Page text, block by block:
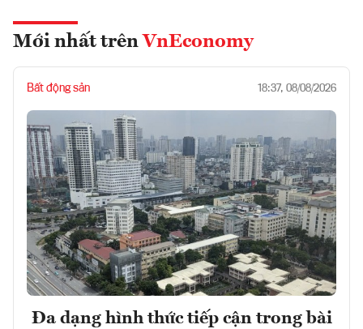
Mới nhất trên VnEconomy
Bất động sản 18:37, 08/08/2026
Đa dạng hình thức tiếp cận trong bài